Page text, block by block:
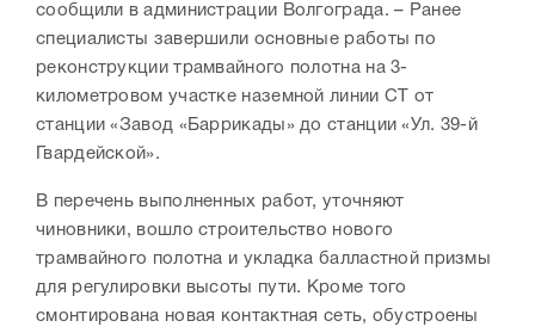
сообщили в администрации Волгограда. – Ранее
специалисты завершили основные работы по
реконструкции трамвайного полотна на 3-
километровом участке наземной линии СТ от
станции «Завод «Баррикады» до станции «Ул. 39-й
Гвардейской».
В перечень выполненных работ, уточняют
чиновники, вошло строительство нового
трамвайного полотна и укладка балластной призмы
для регулировки высоты пути. Кроме того
смонтирована новая контактная сеть, обустроены